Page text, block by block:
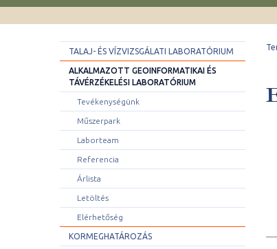
TALAJ- ÉS VÍZVIZSGÁLATI LABORATÓRIUM
ALKALMAZOTT GEOINFORMATIKAI ÉS
TÁVÉRZÉKELÉSI LABORATÓRIUM
Tevékenységünk
Műszerpark
Laborteam
Referencia
Árlista
Letöltés
Elérhetőség
KORMEGHATÁROZÁS